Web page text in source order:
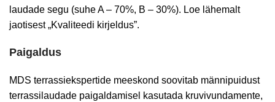
laudade segu (suhe A – 70%, B – 30%). Loe lähemalt
jaotisest „Kvaliteedi kirjeldus”.
Paigaldus
MDS terrassiekspertide meeskond soovitab männipuidust
terrassilaudade paigaldamisel kasutada kruvivundamente,